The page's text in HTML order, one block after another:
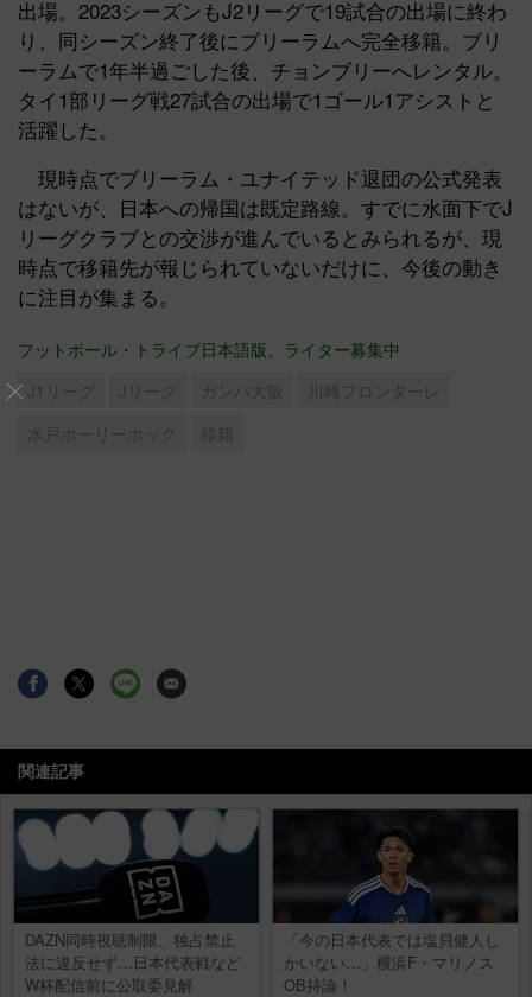
出場。2023シーズンもJ2リーグで19試合の出場に終わ
り、同シーズン終了後にブリーラムへ完全移籍。ブリ
ーラムで1年半過ごした後、チョンブリーへレンタル。
タイ1部リーグ戦27試合の出場で1ゴール1アシストと
活躍した。
現時点でブリーラム・ユナイテッド退団の公式発表
はないが、日本への帰国は既定路線。すでに水面下でJ
リーグクラブとの交渉が進んでいるとみられるが、現
時点で移籍先が報じられていないだけに、今後の動き
に注目が集まる。
フットボール・トライブ日本語版、ライター募集中
J1リーグ Jリーグ ガンバ大阪
川崎フロンターレ
水戸ホーリーホック
移籍
関連記事
DAZN同時視聴制限、独占禁止
法に違反せず…日本代表戦など
W杯配信前に公取委見解
「今の日本代表では塩貝健人し
かいない…」横浜F・マリノス
OB持論！